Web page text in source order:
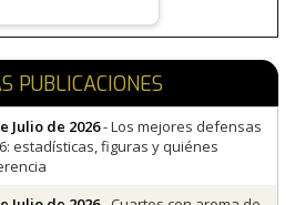
PUBLICACIONES
Julio de 2026- Los mejores defensas
estadísticas, figuras y quiénes